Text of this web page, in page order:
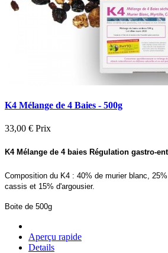
K4 Mélange de 4 Baies - 500g
33,00 € Prix
K4 Mélange de 4 baies Régulation gastro-
Composition du K4 : 40% de murier blanc,
cassis et 15% d'argousier.
Boite de 500g
Aperçu rapide
Details